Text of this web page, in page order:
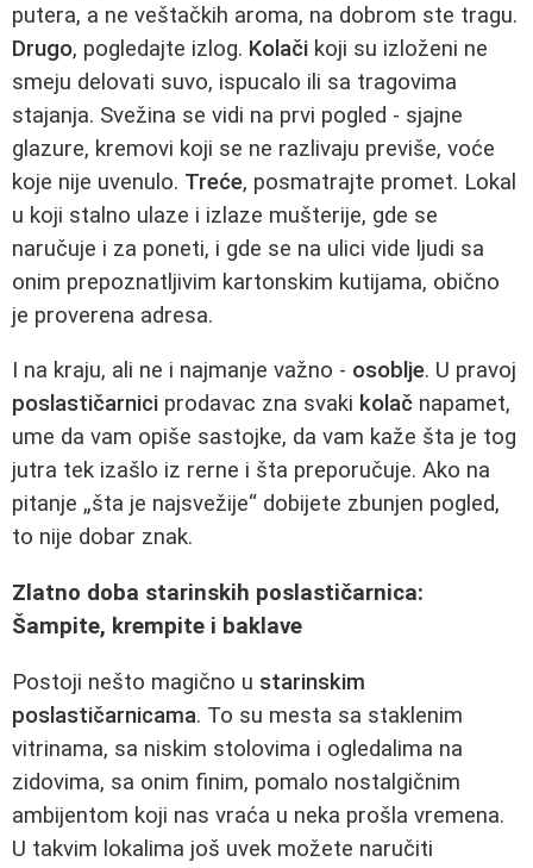
putera, a ne veštačkih aroma, na dobrom ste tragu.
Drugo, pogledajte izlog. Kolači koji su izloženi ne
smeju delovati suvo, ispucalo ili sa tragovima
stajanja. Svežina se vidi na prvi pogled - sjajne
glazure, kremovi koji se ne razlivaju previše, voće
koje nije uvenulo. Treće, posmatrajte promet. Lokal
u koji stalno ulaze i izlaze mušterije, gde se
naručuje i za poneti, i gde se na ulici vide ljudi sa
onim prepoznatljivim kartonskim kutijama, obično
je proverena adresa.
I na kraju, ali ne i najmanje važno - osoblje. U pravoj
poslastičarnici prodavac zna svaki kolač napamet,
ume da vam opiše sastojke, da vam kaže šta je tog
jutra tek izašlo iz rerne i šta preporučuje. Ako na
pitanje „šta je najsvežije“ dobijete zbunjen pogled,
to nije dobar znak.
Zlatno doba starinskih poslastičarnica:
Šampite, krempite i baklave
Postoji nešto magično u starinskim
poslastičarnicama. To su mesta sa staklenim
vitrinama, sa niskim stolovima i ogledalima na
zidovima, sa onim finim, pomalo nostalgičnim
ambijentom koji nas vraća u neka prošla vremena.
U takvim lokalima još uvek možete naručiti